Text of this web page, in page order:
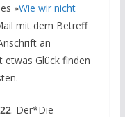
»Wie wir nicht
mit dem Betreff
an
etwas Glück finden
. Der*Die